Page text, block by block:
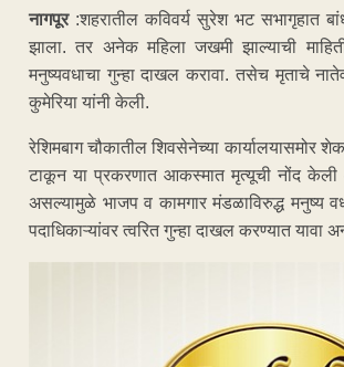
नागपूर :शहरातील कविवर्य सुरेश भट सभागृहात
झाला. तर अनेक महिला जखमी झाल्याची
मनुष्यवधाचा गुन्हा दाखल करावा. तसेच मृताचे
कुमेरिया यांनी केली.
रेशिमबाग चौकातील शिवसेनेच्या कार्यालयासमोर
टाकून या प्रकरणात आकस्मात मृत्यूची नोंद केली
असल्यामुळे भाजप व कामगार मंडळाविरुद्ध मनुष्य
पदाधिकाऱ्यांवर त्वरित गुन्हा दाखल करण्यात